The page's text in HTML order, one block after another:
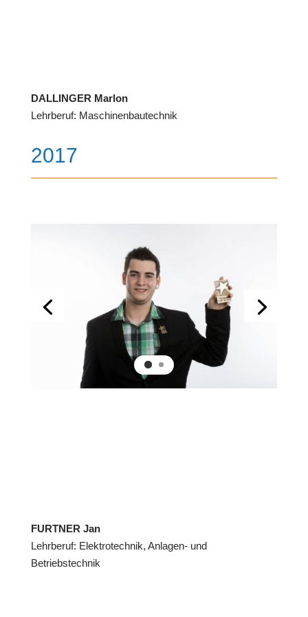
DALLINGER Marlon
Lehrberuf: Maschinenbautechnik
2017
FURTNER Jan
Lehrberuf: Elektrotechnik, Anlagen- und
Betriebstechnik